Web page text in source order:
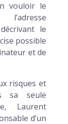
vouloir le
le
possible
et de
risques et
sa seule
Laurent
d’un